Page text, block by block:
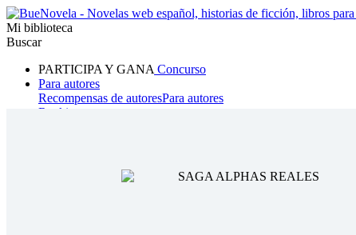
Mi biblioteca
Buscar
PARTICIPA Y GANA Concurso
Para autores
Recompensas de autoresPara autores
Ranking
Hombre lobo Mafia Sistema FantasíaUrbano